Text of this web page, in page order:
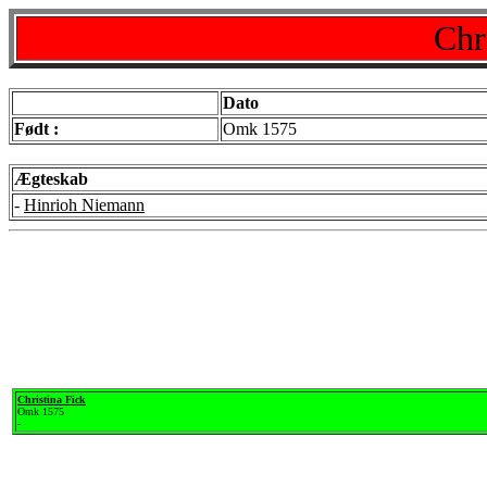
Dato
Født :
Omk 1575
Ægteskab
- Hinrioh Niemann
Christina Fick
Omk 1575
-